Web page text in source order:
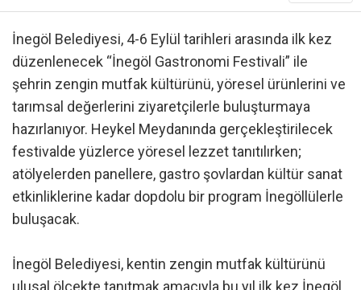
İnegöl Belediyesi, 4-6 Eylül tarihleri arasında ilk kez
düzenlenecek “İnegöl Gastronomi Festivali” ile
şehrin zengin mutfak kültürünü, yöresel ürünlerini ve
tarımsal değerlerini ziyaretçilerle buluşturmaya
hazırlanıyor. Heykel Meydanında gerçekleştirilecek
festivalde yüzlerce yöresel lezzet tanıtılırken;
atölyelerden panellere, gastro şovlardan kültür sanat
etkinliklerine kadar dopdolu bir program İnegöllülerle
buluşacak.
İnegöl Belediyesi, kentin zengin mutfak kültürünü